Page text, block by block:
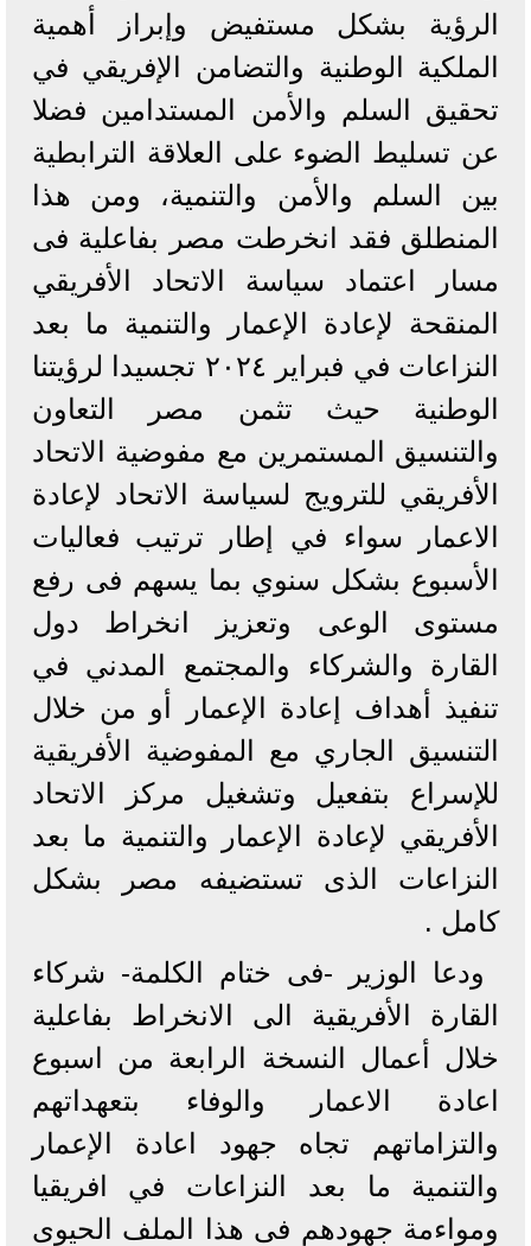
الرؤية بشكل مستفيض وإبراز أهمية
الملكية الوطنية والتضامن الإفريقي في
تحقيق السلم والأمن المستدامين فضلا
عن تسليط الضوء على العلاقة الترابطية
بين السلم والأمن والتنمية، ومن هذا
المنطلق فقد انخرطت مصر بفاعلية فى
مسار اعتماد سياسة الاتحاد الأفريقي
المنقحة لإعادة الإعمار والتنمية ما بعد
النزاعات في فبراير ٢٠٢٤ تجسيدا لرؤيتنا
الوطنية حيث تثمن مصر التعاون
والتنسيق المستمرين مع مفوضية الاتحاد
الأفريقي للترويج لسياسة الاتحاد لإعادة
الاعمار سواء في إطار ترتيب فعاليات
الأسبوع بشكل سنوي بما يسهم فى رفع
مستوى الوعى وتعزيز انخراط دول
القارة والشركاء والمجتمع المدني في
تنفيذ أهداف إعادة الإعمار أو من خلال
التنسيق الجاري مع المفوضية الأفريقية
للإسراع بتفعيل وتشغيل مركز الاتحاد
الأفريقي لإعادة الإعمار والتنمية ما بعد
النزاعات الذى تستضيفه مصر بشكل
كامل .
ودعا الوزير -فى ختام الكلمة- شركاء
القارة الأفريقية الى الانخراط بفاعلية
خلال أعمال النسخة الرابعة من اسبوع
اعادة الاعمار والوفاء بتعهداتهم
والتزاماتهم تجاه جهود اعادة الإعمار
والتنمية ما بعد النزاعات في افريقيا
ومواءمة جهودهم فى هذا الملف الحيوى